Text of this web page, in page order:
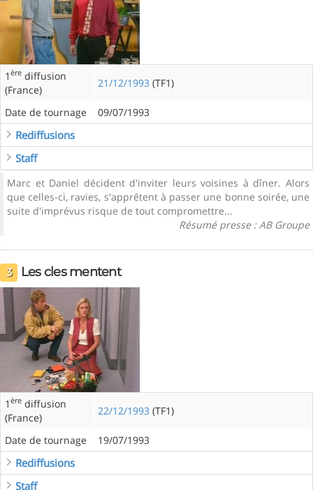
1 ère diffusion
(France)
21/12/1993 (TF1)
Date de tournage 09/07/1993
Rediffusions
Staff
Marc et Daniel décident d'inviter leurs voisines à dîner. Alors
que celles-ci, ravies, s'apprêtent à passer une bonne soirée, une
suite d'imprévus risque de tout compromettre...
Résumé presse : AB Groupe
3 Les cles mentent
1 ère diffusion
(France)
22/12/1993 (TF1)
Date de tournage 19/07/1993
Rediffusions
Staff